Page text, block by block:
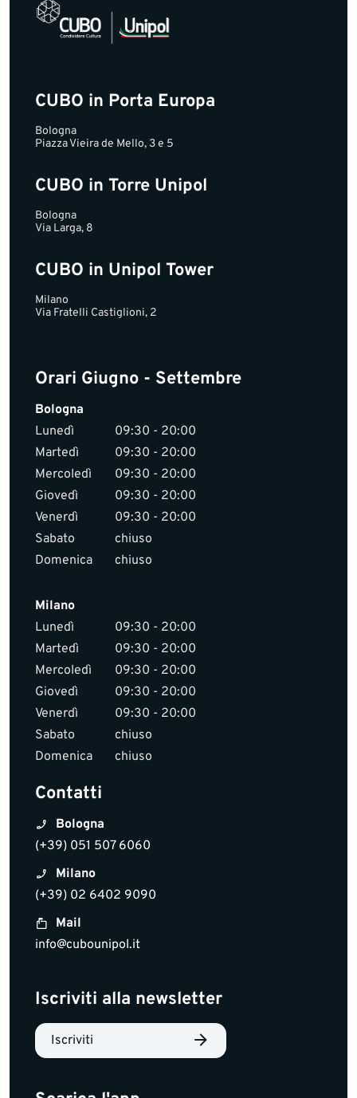
CUBO in Porta Europa
Bologna
Piazza Vieira de Mello, 3 e 5
CUBO in Torre Unipol
Bologna
Via Larga, 8
CUBO in Unipol Tower
Milano
Via Fratelli Castiglioni, 2
Orari Giugno - Settembre
Bologna
Lunedì
09:30 - 20:00
Martedì
09:30 - 20:00
Mercoledì
09:30 - 20:00
Giovedì
09:30 - 20:00
Venerdì
09:30 - 20:00
Sabato
chiuso
Domenica
chiuso
Milano
Lunedì
09:30 - 20:00
Martedì
09:30 - 20:00
Mercoledì
09:30 - 20:00
Giovedì
09:30 - 20:00
Venerdì
09:30 - 20:00
Sabato
chiuso
Domenica
chiuso
Contatti
Bologna
(+39) 051 507 6060
Milano
(+39) 02 6402 9090
Mail
info@cubounipol.it
Iscriviti alla newsletter
Iscriviti